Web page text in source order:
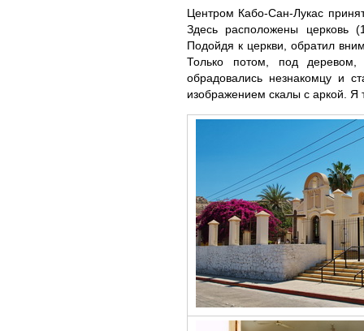
Центром Кабо-Сан-Лукас
Здесь расположены церковь
Подойдя к церкви, обратил
Только потом, под деревом,
обрадовались незнакомцу и
изображением скалы с аркой. Я